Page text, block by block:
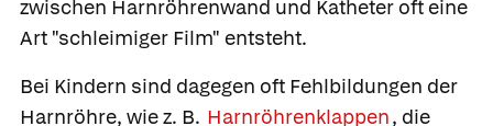
zwischen Harnröhrenwand und Katheter oft eine
Art "schleimiger Film" entsteht.
Bei Kindern sind dagegen oft Fehlbildungen der
Harnröhre, wie z. B. Harnröhrenklappen, die